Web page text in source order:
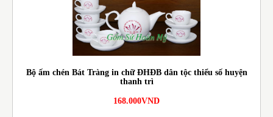
Bộ ấm chén Bát Tràng in chữ ĐHĐB dân tộc thiểu số huyện
thanh trì
168.000VND